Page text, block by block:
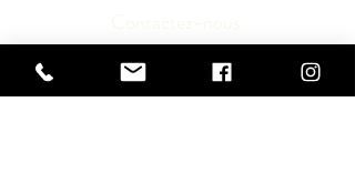
Contactez-nous